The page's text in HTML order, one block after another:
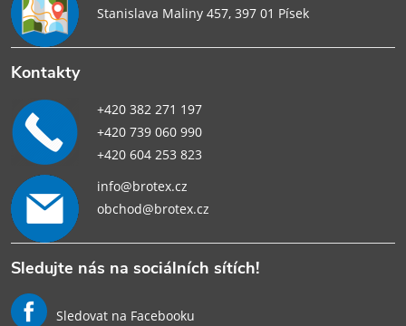
Stanislava Maliny 457, 397 01 Písek
Kontakty
+420 382 271 197
+420 739 060 990
+420 604 253 823
info@brotex.cz
obchod@brotex.cz
Sledujte nás na sociálních sítích!
Sledovat na Facebooku